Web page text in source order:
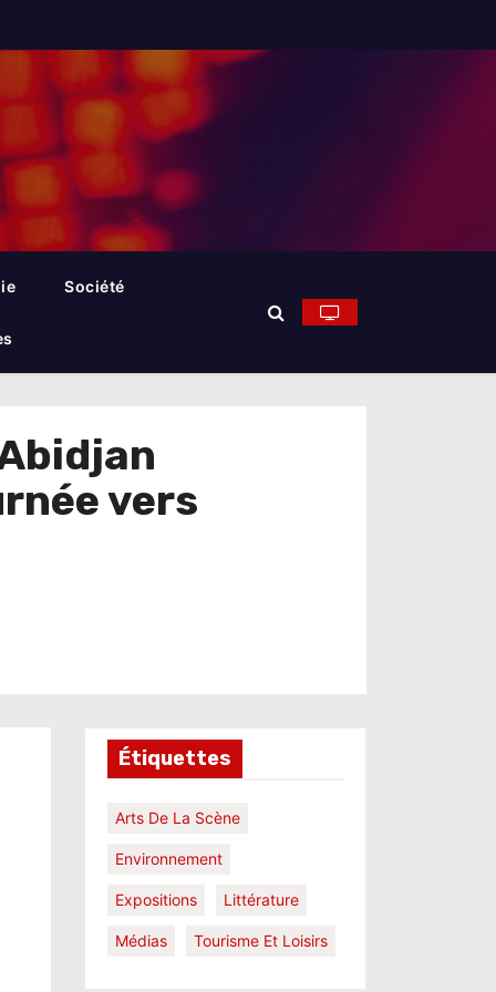
Société
vers
Étiquettes
Arts De La Scène
Environnement
Expositions Littérature
Médias Tourisme Et Loisirs